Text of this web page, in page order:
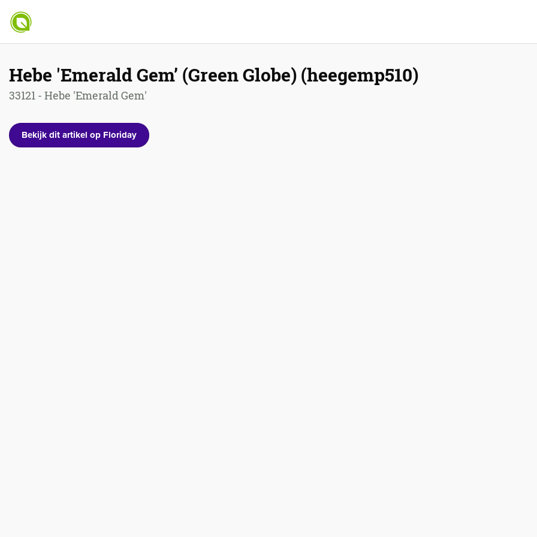
Hebe 'Emerald Gem’ (Green Globe) (heegemp510)
33121 - Hebe 'Emerald Gem'
Bekijk dit artikel op Floriday